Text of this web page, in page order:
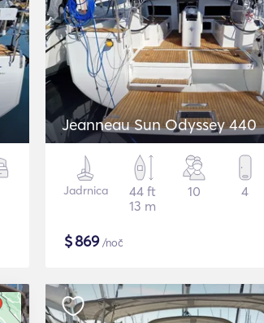
Jeanneau Sun Odyssey 440
Jadrnica
44 ft
13 m
10 4
$869/noč